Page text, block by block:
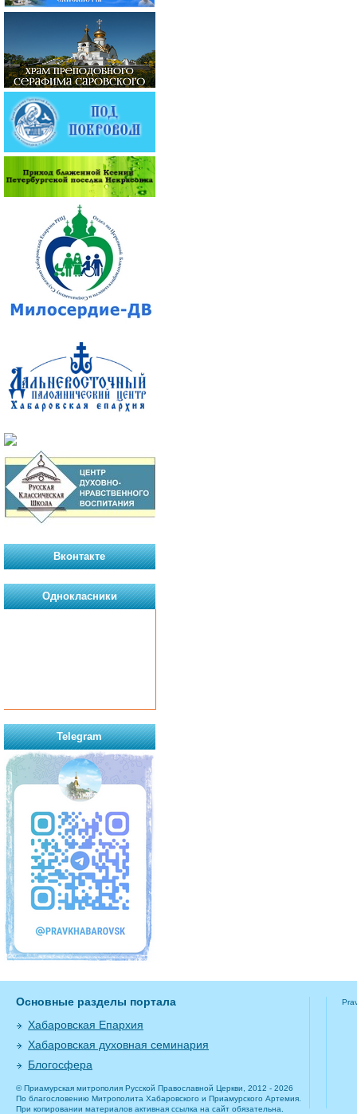
Вконтакте
Однокласники
Telegram
Основные разделы портала
Хабаровская Епархия
Хабаровская духовная семинария
Блогосфера
© Приамурская митрополия Русской Православной Церкви, 2012 - 2026
По благословению Митрополита Хабаровского и Приамурского Артемия.
При копировании материалов активная ссылка на сайт обязательна.